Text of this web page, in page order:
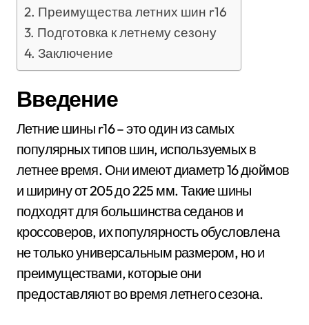
Преимущества летних шин r16
Подготовка к летнему сезону
Заключение
Введение
Летние шины r16 – это один из самых
популярных типов шин, используемых в
летнее время. Они имеют диаметр 16 дюймов
и ширину от 205 до 225 мм. Такие шины
подходят для большинства седанов и
кроссоверов, их популярность обусловлена
не только универсальным размером, но и
преимуществами, которые они
предоставляют во время летнего сезона.